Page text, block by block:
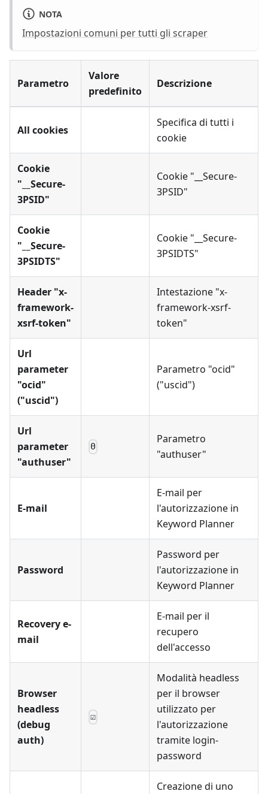
NOTA
Impostazioni comuni per tutti gli scraper
Parametro
Valore
predefinito
Descrizione
All cookies
Specifica di tutti i
cookie
Cookie
"__Secure-
3PSID"
Cookie "__Secure-
3PSID"
Cookie
"__Secure-
3PSIDTS"
Cookie "__Secure-
3PSIDTS"
Header "x-
framework-
xsrf-token"
Intestazione "x-
framework-xsrf-
token"
Url
parameter
"ocid"
("uscid")
Parametro "ocid"
("uscid")
Url
parameter
"authuser"
0
Parametro
"authuser"
E-mail
E-mail per
l'autorizzazione in
Keyword Planner
Password
Password per
l'autorizzazione in
Keyword Planner
Recovery e-
mail
E-mail per il
recupero
dell'accesso
Browser
headless
(debug
auth)
☑
Modalità headless
per il browser
utilizzato per
l'autorizzazione
tramite login-
password
Creazione di uno